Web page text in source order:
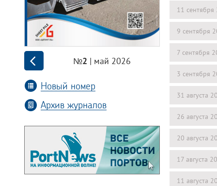
№2 | май 2026
Новый номер
Архив журналов
11 сентября
9 сентября
7 сентября
3 сентября
31 августа
26 августа
20 августа
17 августа
11 августа